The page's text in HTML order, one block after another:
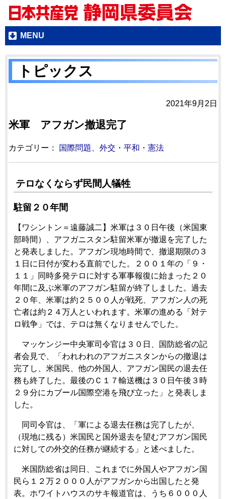
MENU
トピックス
2021年9月2日
米軍 アフガン撤退完了
カテゴリー： 国際問題、外交 ・ 平和・憲法
テロなくならず民間人犠牲
駐留２０年間
【ワシントン＝遠藤誠二】米軍は３０日午後（米国東
部時間）、アフガニスタン駐留米軍が撤退を完了した
と発表しました。アフガン現地時間で、撤退期限の３
１日に日付が変わる直前でした。２００１年の「９・
１１」同時多発テロに対する軍事報復に始まった２０
年間に及ぶ米軍のアフガン駐留が終了しました。過去
２０年、米軍は約２５００人が戦死、アフガン人の死
亡者は約２４万人といわれます。米軍の進める「対テ
ロ戦争」では、テロは無くなりませんでした。
マッケンジー中央軍司令官は３０日、国防総省の記
者会見で、「われわれのアフガニスタンからの撤退は
完了し、米国民、他の外国人、アフガン国民の退去任
務も終了した。最後のＣ１７輸送機は３０日午後３時
２９分にカブール国際空港を飛び立った」と発表しま
した。
同司令官は、「軍による退去任務は完了したが、
（現地に残る）米国民と国外退去を望むアフガン国民
に対しての外交的任務が継続する」と述べました。
米国防総省は同日、これまでに外国人やアフガン国
民ら１２万２０００人がアフガンから出国したと発
表。ホワイトハウスのサキ報道官は、うち６０００人